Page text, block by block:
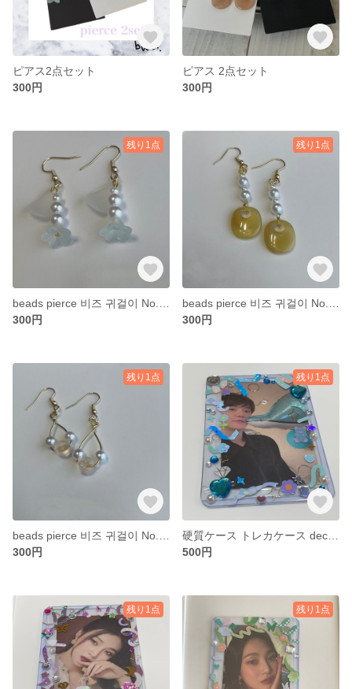
ピアス2点セット
300円
ピアス 2点セット
300円
残り1点
300円
残り1点
300円
残り1点
300円
残り1点
500円
残り1点 残り1点